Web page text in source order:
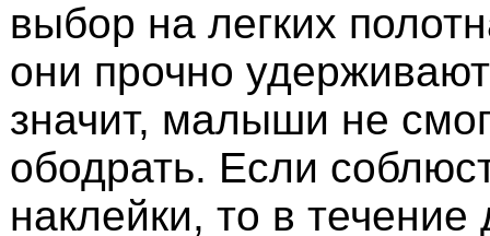
выбор на легких
они прочно
значит, малыши не
ободрать. Если
наклейки, то в течение